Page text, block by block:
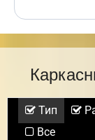
Тип
Все